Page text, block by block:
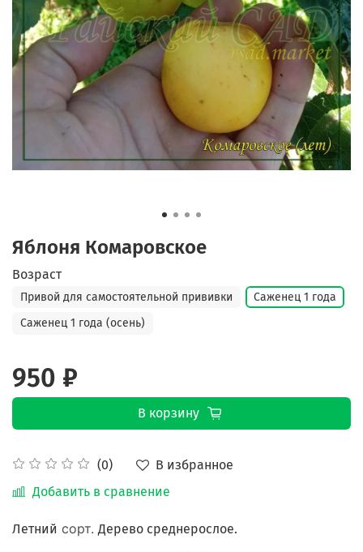
Яблоня Комаровское
(0)
В избранное
Добавить в сравнение
Возраст
Привой для самостоятельной прививки
Саженец 1 года
Саженец 1 года (осень)
950 ₽
В корзину
Летний сорт. Дерево среднерослое.